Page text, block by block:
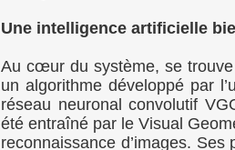
Une intelligence artificielle
Au cœur du système, se
un algorithme développé par
réseau neuronal convolutif
été entraîné par le Visual
reconnaissance d’images.